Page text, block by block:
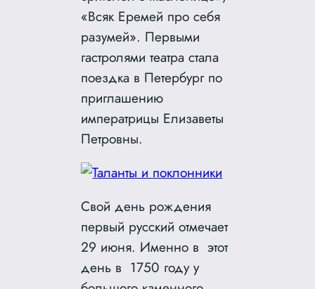
«Всяк Еремей про себя
разумей». Первыми
гастролями театра стала
поездка в Петербург по
приглашению
императрицы Елизаветы
Петровны.
Свой день рождения
первый русский отмечает
29 июня. Именно в этот
день в 1750 году у